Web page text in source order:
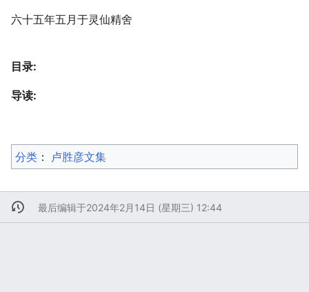
六十五年五月于灵仙精舍
目录:
导读:
分类 ：​ 卢胜彦文集
最后编辑于2024年2月14日 (星期三) 12:44